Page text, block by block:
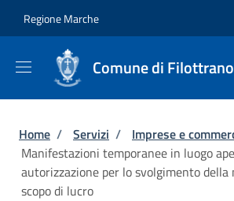
Regione Marche
Comune di Filottrano
Briciole di pane
Home / Servizi / Imprese e
Manifestazioni temporanee in luogo
autorizzazione per lo svolgimento della
scopo di lucro